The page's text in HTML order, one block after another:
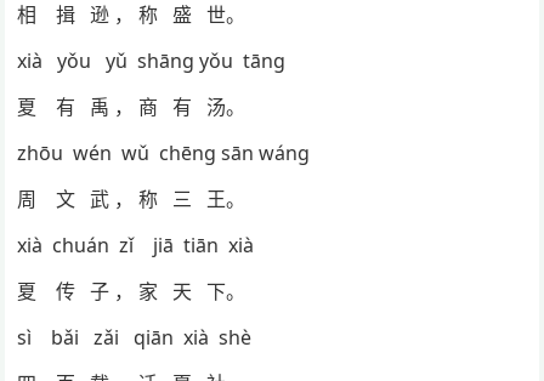
相 揖 逊 ， 称 盛 世。
xià yǒu yǔ shāng yǒu tāng
夏 有 禹 ， 商 有 汤。
zhōu wén wǔ chēng sān wáng
周 文 武 ， 称 三 王。
xià chuán zǐ jiā tiān xià
夏 传 子 ， 家 天 下。
sì bǎi zǎi qiān xià shè